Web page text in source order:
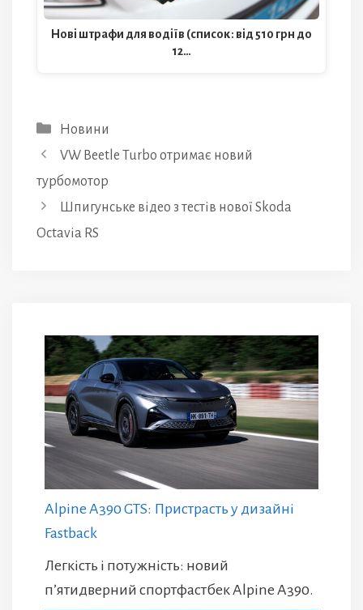
Нові штрафи для водіїв (список: від 510 грн до
12…
Категорії
Новини
VW Beetle Turbo отримає новий
турбомотор
Шпигунське відео з тестів нової Skoda
Octavia RS
Alpine A390 GTS: Пристрасть у дизайні
Fastback
Легкість і потужність: новий
п’ятидверний спортфастбек Alpine A390.